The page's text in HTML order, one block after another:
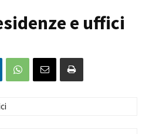
e uffici